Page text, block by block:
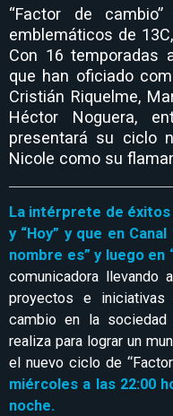
“Factor de
emblemáticos de
Con 16 temporadas
que han oficiado
Cristián Riquelme,
Héctor Noguera,
presentará su ciclo
Nicole como su
La intérprete de éxitos
y “Hoy” y que en
nombre es” y luego en
comunicadora llevando
proyectos e
cambio en la
realiza para lograr un
el nuevo ciclo de
miércoles a las 22:00
noche.